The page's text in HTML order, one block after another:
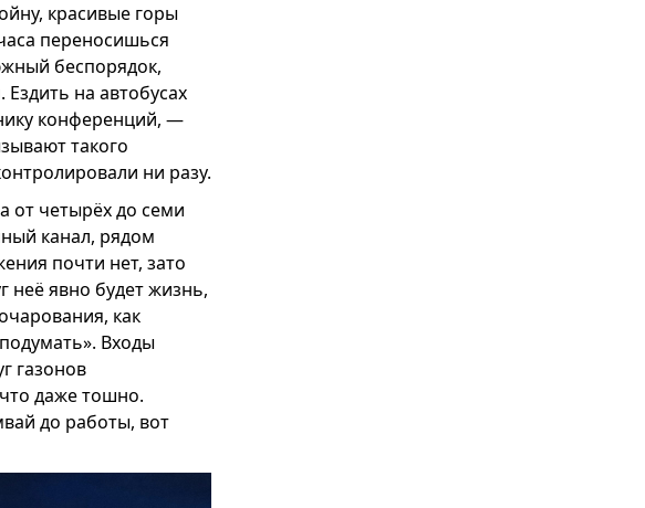
красивые горы
переносишься
беспорядок,
на автобусах
конференций, —
такого
ни разу.
от четырёх до семи
канал, рядом
почти нет, зато
неё явно будет жизнь,
как
Входы
газонов
даже тошно.
до работы, вот